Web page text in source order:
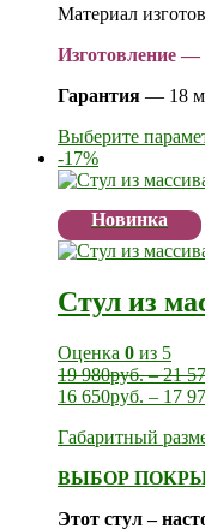
Материал
Изготовление —
Гарантия — 18
Выберите
-17%
Новинка
Стул из
Оценка 0 из 5
19 980руб.–21
16 650руб. – 17
Габаритный
ВЫБОР
Этот стул –